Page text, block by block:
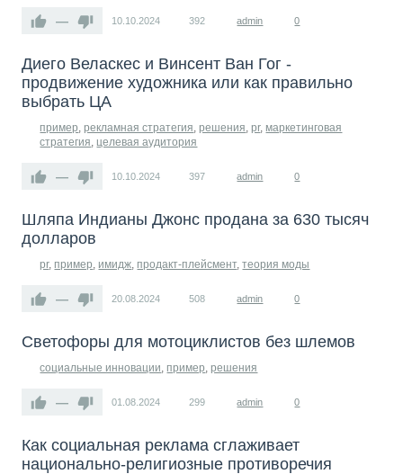
— 10.10.2024 392 admin 0
Диего Веласкес и Винсент Ван Гог -
продвижение художника или как правильно
выбрать ЦА
пример,рекламная стратегия,решения,pr, маркетинговая
стратегия, целевая аудитория
— 10.10.2024 397 admin 0
Шляпа Индианы Джонс продана за 630 тысяч
долларов
pr, пример, имидж, продакт-плейсмент,теория моды
— 20.08.2024 508 admin 0
Светофоры для мотоциклистов без шлемов
социальные инновации, пример,решения
— 01.08.2024 299 admin 0
Как социальная реклама сглаживает
национально-религиозные противоречия